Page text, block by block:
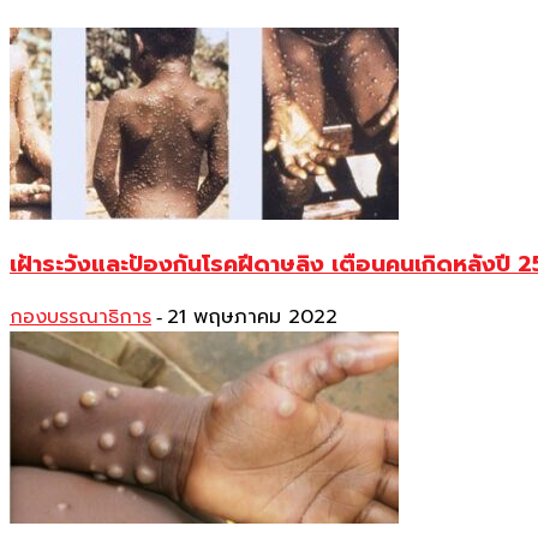
เฝ้าระวังและป้องกันโรคฝีดาษลิง เตือนคนเกิดหลังปี
กองบรรณาธิการ - 21 พฤษภาคม 2022